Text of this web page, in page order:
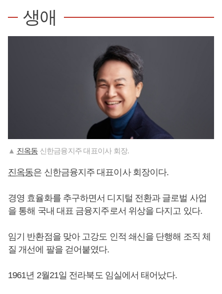
생애
▲ 진옥동 신한금융지주 대표이사 회장.
진옥동은 신한금융지주 대표이사 회장이다.
경영 효율화를 추구하면서 디지털 전환과 글로벌 사업
을 통해 국내 대표 금융지주로서 위상을 다지고 있다.
임기 반환점을 맞아 고강도 인적 쇄신을 단행해 조직 체
질 개선에 팔을 걷어붙였다.
1961년 2월21일 전라북도 임실에서 태어났다.